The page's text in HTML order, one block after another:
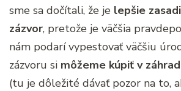
sme sa dočítali, že je lepšie
zázvor, pretože je väčšia
nám podarí vypestovať väčšiu
zázvoru si môžeme kúpiť v
(tu je dôležité dávať pozor na to,